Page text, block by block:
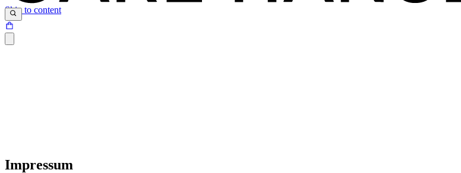
Skip to content
Impressum